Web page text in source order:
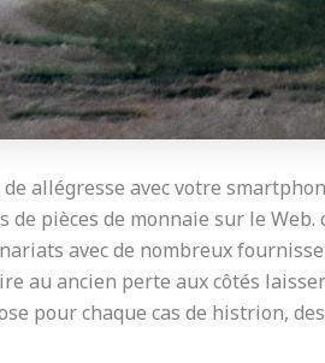
allégresse avec votre
de pièces de monnaie sur le
avec de nombreux
au ancien perte aux côtés
pour chaque cas de histrion,